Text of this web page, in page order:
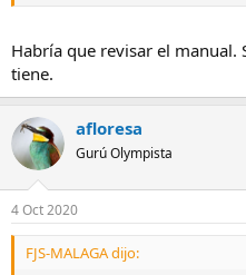
Habría que revisar el manual.
tiene.
afloresa
Gurú Olympista
4 Oct 2020
FJS-MALAGA dijo: